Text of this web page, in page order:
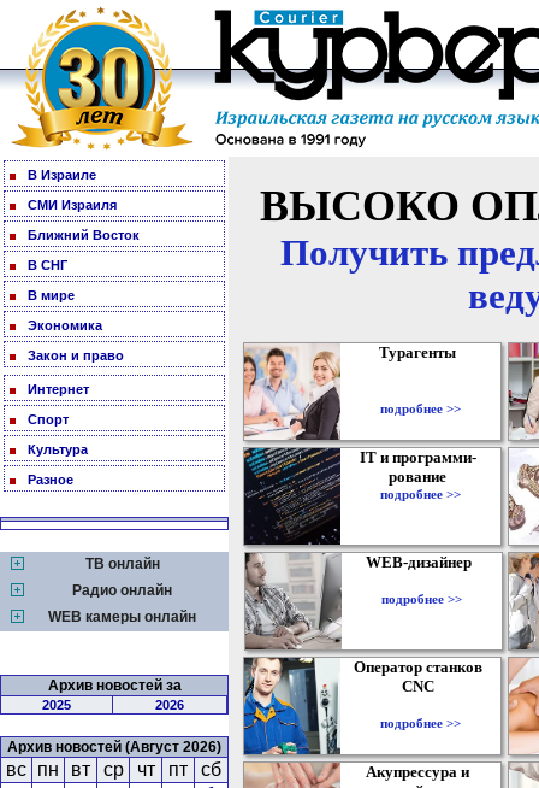
В Израиле
СМИ Израиля
Ближний Восток
В СНГ
В мире
Экономика
Закон и право
Интернет
Спорт
Культура
Разное
ТВ онлайн
Радио онлайн
WEB камеры онлайн
Архив новостей за
2025 2026
Архив новостей (Август 2026)
вс пн вт ср чт пт сб
ВЫСОКО
Получить
Турагенты
подробнее >>
IT и программи-
рование
подробнее >>
WEB-дизайнер
подробнее >>
Оператор станков
CNC
подробнее >>
Акупрессура и